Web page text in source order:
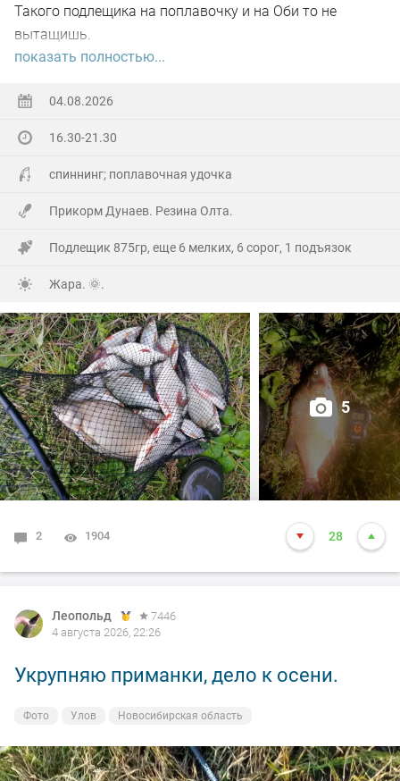
Такого подлещика на поплавочку и на Оби то не
вытащишь.
поймал.
На заказе еще покидал спиннинг. Поймал 8 наников.
Отпустил, и пошел домой.
показать полностью...
04.08.2026
16.30-21.30
спиннинг; поплавочная удочка
Прикорм Дунаев. Резина Олта.
Подлещик 875гр, еще 6 мелких, 6 сорог, 1 подъязок
Жара. 🌞.
5
2 1904 28
Леопольд
7446
4 августа 2026, 22:26
Укрупняю приманки, дело к осени.
Фото Улов Новосибирская область